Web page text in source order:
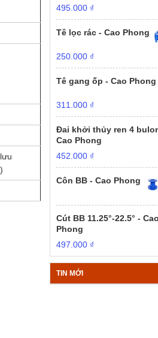
495.000 ₫
Tê lọc rác - Cao Phong
250.000 ₫
Tê gang ốp - Cao Phong
311.000 ₫
Đai khởi thủy ren 4
Cao Phong
452.000 ₫
Côn BB - Cao Phong
Cút BB 11.25°-22.5° - Cao
Phong
497.000 ₫
TIN MỚI